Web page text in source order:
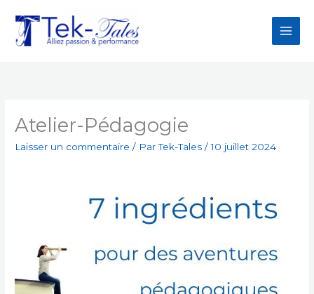
contenu
Atelier-Pédagogie
Laisser un commentaire / ParTek-Tales/10 juillet 2024